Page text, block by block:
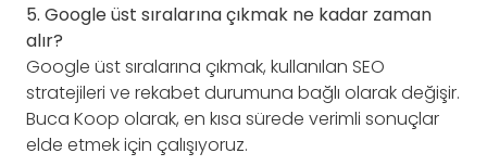
5. Google üst sıralarına çıkmak ne kadar zaman
alır?
Google üst sıralarına çıkmak, kullanılan SEO
stratejileri ve rekabet durumuna bağlı olarak değişir.
Buca Koop olarak, en kısa sürede verimli sonuçlar
elde etmek için çalışıyoruz.